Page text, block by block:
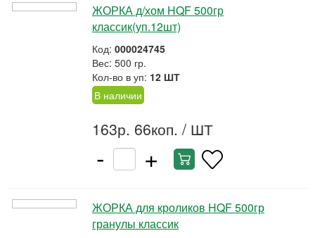
ЖОРКА д/хом HQF 500гр
классик(уп.12шт)
Код: 000024745
Вес: 500 гр.
Кол-во в уп: 12 ШТ
В наличии
163р. 66коп. / ШТ
- +
ЖОРКА для кроликов HQF 500гр
гранулы классик